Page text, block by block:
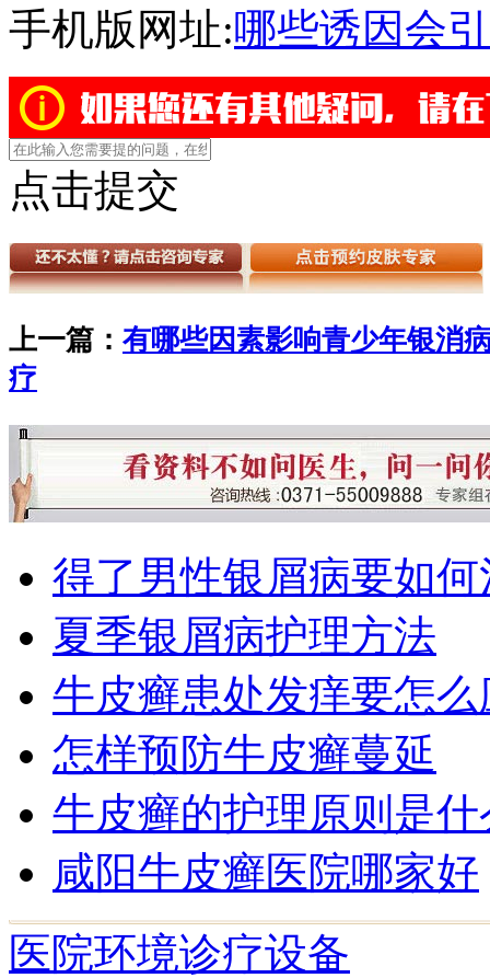
手机版网址:哪些诱因会
点击提交
上一篇： 有哪些因素影响青少年银消
疗
得了男性银屑病要如何
夏季银屑病护理方法
牛皮癣患处发痒要怎么
怎样预防牛皮癣蔓延
牛皮癣的护理原则是什
咸阳牛皮癣医院哪家好
医院环境诊疗设备